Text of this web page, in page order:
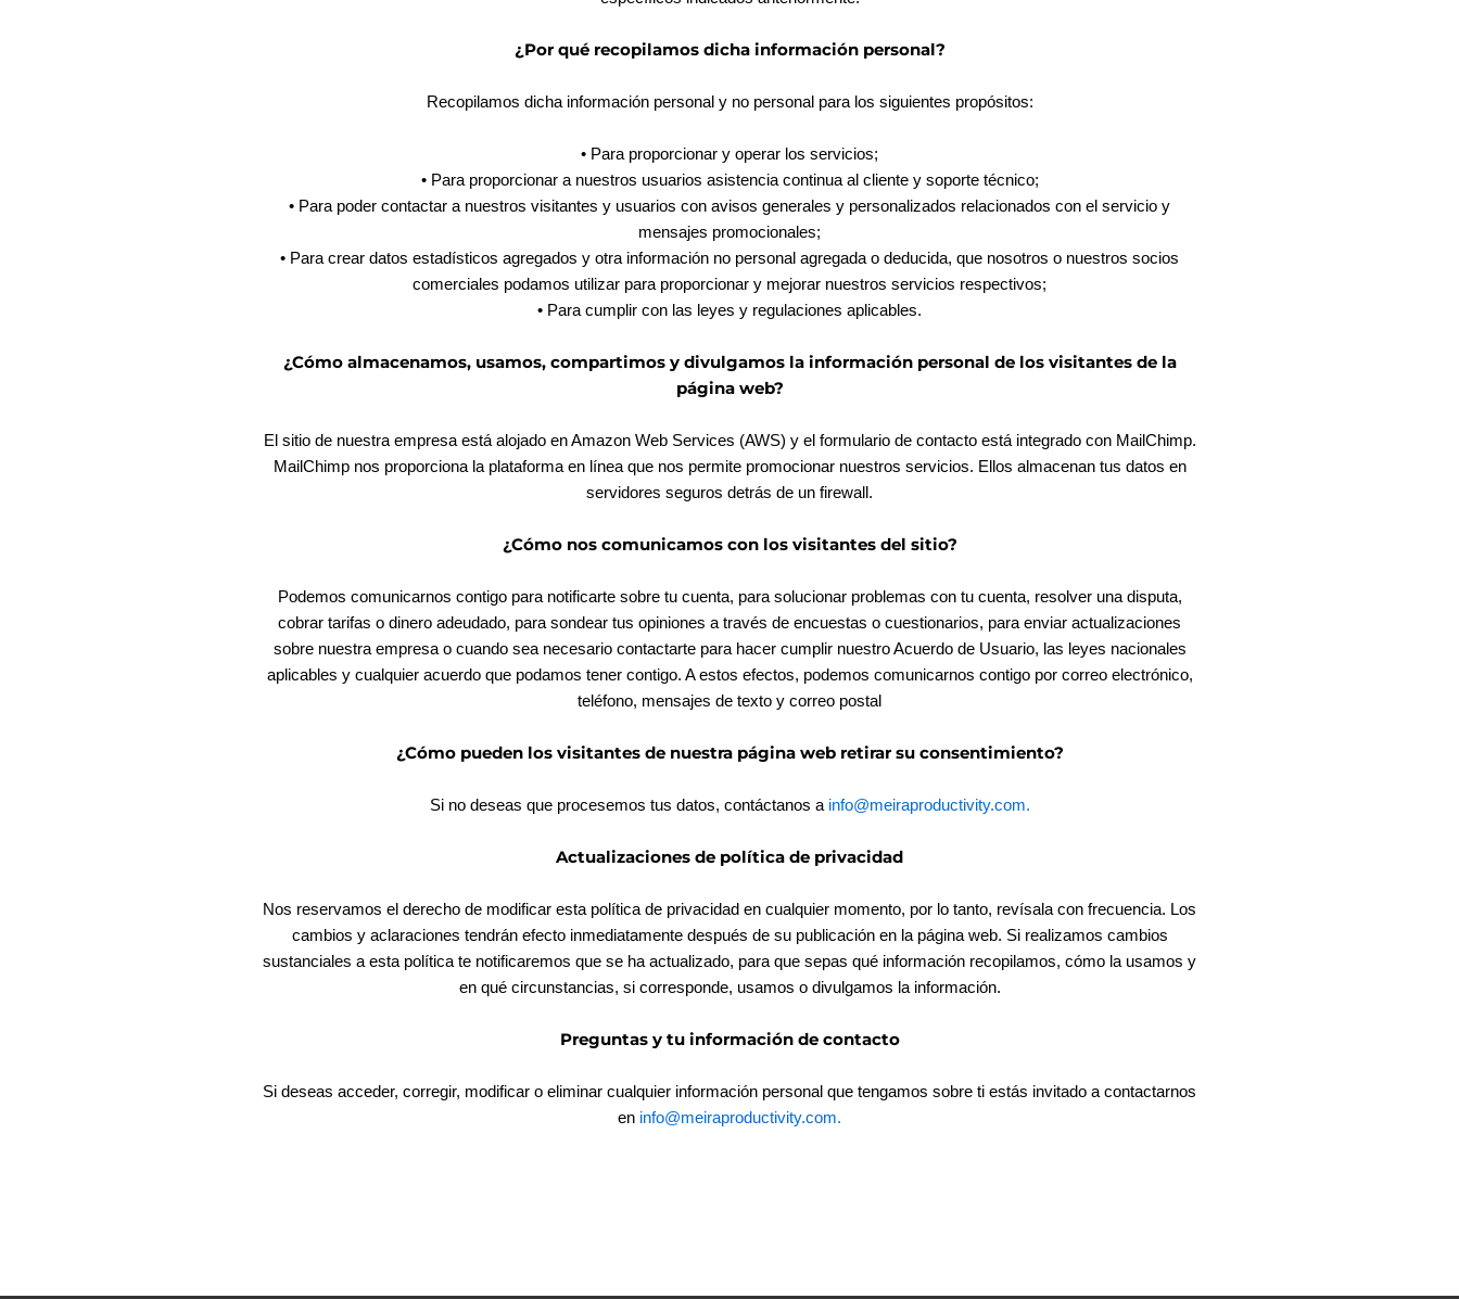
¿Por qué recopilamos dicha información personal?
Recopilamos dicha información personal y no personal para los siguientes propósitos:
• Para proporcionar y operar los servicios;
• Para proporcionar a nuestros usuarios asistencia continua al cliente y soporte técnico;
• Para poder contactar a nuestros visitantes y usuarios con avisos generales y personalizados relacionados con el servicio y
mensajes promocionales;
• Para crear datos estadísticos agregados y otra información no personal agregada o deducida, que nosotros o nuestros socios
comerciales podamos utilizar para proporcionar y mejorar nuestros servicios respectivos;
• Para cumplir con las leyes y regulaciones aplicables.
¿Cómo almacenamos, usamos, compartimos y divulgamos la información personal de los visitantes de la
página web?
El sitio de nuestra empresa está alojado en Amazon Web Services (AWS) y el formulario de contacto está integrado con MailChimp.
MailChimp nos proporciona la plataforma en línea que nos permite promocionar nuestros servicios. Ellos almacenan tus datos en
servidores seguros detrás de un firewall.
¿Cómo nos comunicamos con los visitantes del sitio?
Podemos comunicarnos contigo para notificarte sobre tu cuenta, para solucionar problemas con tu cuenta, resolver una disputa,
cobrar tarifas o dinero adeudado, para sondear tus opiniones a través de encuestas o cuestionarios, para enviar actualizaciones
sobre nuestra empresa o cuando sea necesario contactarte para hacer cumplir nuestro Acuerdo de Usuario, las leyes nacionales
aplicables y cualquier acuerdo que podamos tener contigo. A estos efectos, podemos comunicarnos contigo por correo electrónico,
teléfono, mensajes de texto y correo postal
¿Cómo pueden los visitantes de nuestra página web retirar su consentimiento?
Si no deseas que procesemos tus datos, contáctanos a info@meiraproductivity.com.
Actualizaciones de política de privacidad
Nos reservamos el derecho de modificar esta política de privacidad en cualquier momento, por lo tanto, revísala con frecuencia. Los
cambios y aclaraciones tendrán efecto inmediatamente después de su publicación en la página web. Si realizamos cambios
sustanciales a esta política te notificaremos que se ha actualizado, para que sepas qué información recopilamos, cómo la usamos y
en qué circunstancias, si corresponde, usamos o divulgamos la información.
Preguntas y tu información de contacto
Si deseas acceder, corregir, modificar o eliminar cualquier información personal que tengamos sobre ti estás invitado a contactarnos
en info@meiraproductivity.com.